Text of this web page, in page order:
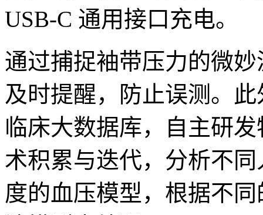
USB-C 通用接口充电。
通过捕捉袖带压力的微
及时提醒，防止误测。
临床大数据库，自主研
术积累与迭代，分析不
度的血压模型，根据不